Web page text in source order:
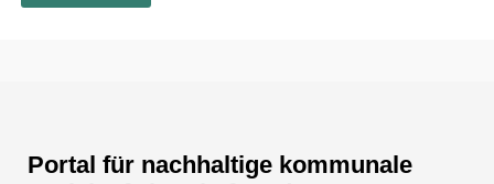
Portal für nachhaltige kommunale